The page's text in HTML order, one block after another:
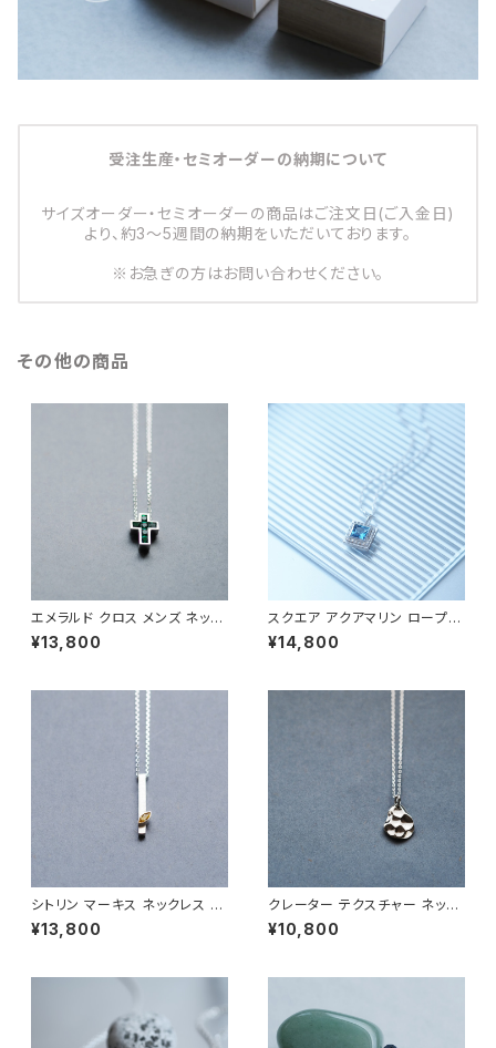
受注生産・セミオーダーの納期について
サイズオーダー・セミオーダーの商品はご注文日(ご入金日)
より、約3～5週間の納期をいただいております。
※お急ぎの方はお問い合わせください。
その他の商品
エメラルド クロス メンズ ネック
レス シルバー925
¥13,800
スクエア アクアマリン ロープ メ
ンズ ネックレス シルバー925
¥14,800
シトリン マーキス ネックレス シ
ルバー925 11月誕生石 メンズ
ユニセックス
¥13,800
クレーター テクスチャー ネック
レス シルバー925 メンズ ユニ
セックス
¥10,800